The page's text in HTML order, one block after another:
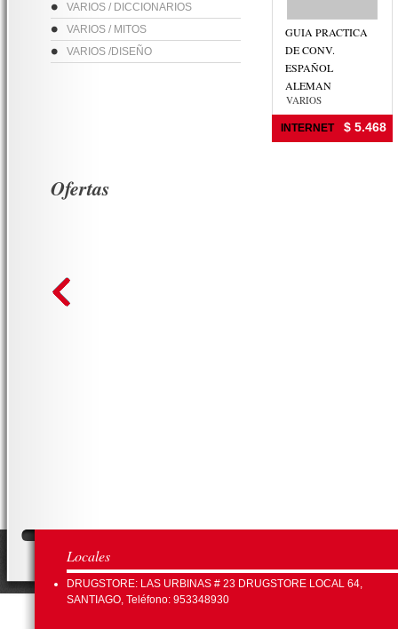
VARIOS / DICCIONARIOS
VARIOS / MITOS
VARIOS /DISEÑO
GUIA PRACTICA
DE CONV.
ESPAÑOL
ALEMAN
VARIOS
INTERNET $ 5.468
Ofertas
Locales
DRUGSTORE: LAS URBINAS # 23 DRUGSTORE LOCAL 64,
SANTIAGO, Teléfono: 953348930